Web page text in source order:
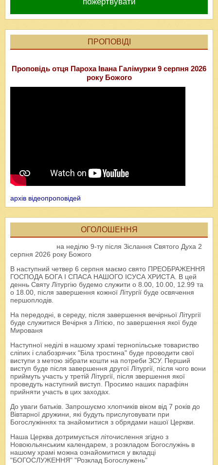
пожертвувати
ПРОПОВІДІ
Проповідь отця Пароха Івана Галімурки 9 серпня 2026
року Божого
архів відеопроповідей
ОГОЛОШЕННЯ
на неділю 9-ту після Зіслання Святого Духа 2
серпня 2026 року Божого
В наступний четвер 6 серпня маємо свято ПРЕОБРАЖЕННЯ
ГОСПОДА БОГА І СПАСА НАШОГО ІСУСА ХРИСТА. В цей
деннь Святу Літургію будемо служити о 8.00, 10.00, 12.99 та
о 18.00, після завершення кожної Літургії буде освячення
першоплодів.
На передодні, в середу, після завершення вечірньої Літургії
буде служитися Вечірня з Літією, по завершення якої буде
Мированя
Наступної неділі в нашому храмі тернопільське товариство
сліпих і слабозрячих "Біла тростина" буде проводити свої
виступи з метою зібрати кошти на потреби ЗСУ. Перший
виступ буде після завершення другої Літургії, після чого вони
приймуть участь у третій Літургії, після звершення якої
проведуть наступний виступ. Просимо наших парафіян
прийняти участь в цих заходах.
До уваги батьків. Запрошуємо хлопчиків віком від 7 років до
Вівтарної дружини, які будуть прислуговувати при
Богослужіннях та знайомитися з обрядами нашої Церкви.
Наша Церква дотримується літочислення згідно з
Новоюльянським календарем, з розкладом Богослужінь в
нашому храмі можна ознайомитися у вкладці
"БОГОСЛУЖЕННЯ" "Розклад Богослужень"